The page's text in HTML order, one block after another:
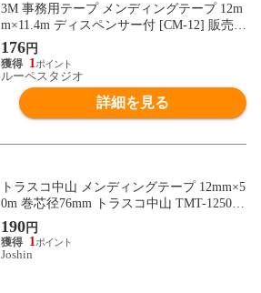
3M 事務用テープ メンディングテープ 12m
m×11.4m ディスペンサー付 [CM-12] 販売単
位：1
176円
1
ルーペスタジオ
詳細を見る
トラスコ中山 メンディングテープ 12mm×5
0m 巻芯径76mm トラスコ中山 TMT-1250A
【返品種別B】
190円
1
Joshin